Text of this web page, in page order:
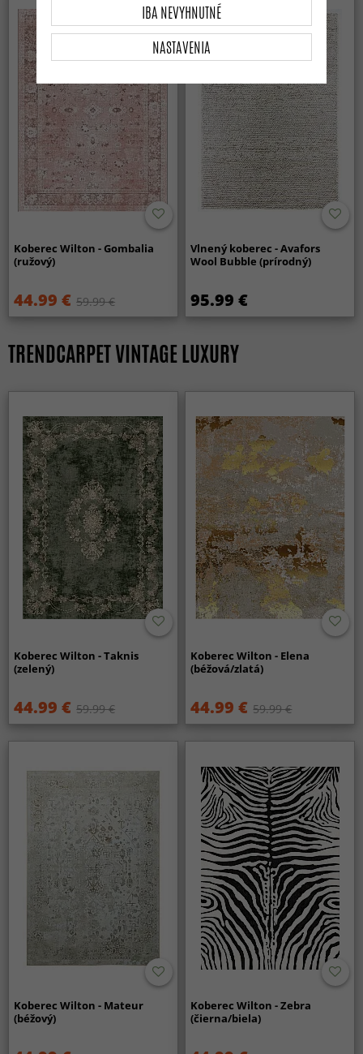
Koberec Wilton - Gombalia
(ružový)
44.99 € 59.99 €
Vlnený koberec - Avafors
Wool Bubble (prírodný)
95.99 €
TRENDCARPET VINTAGE LUXURY
Koberec Wilton - Taknis
(zelený)
44.99 € 59.99 €
Koberec Wilton - Elena
(béžová/zlatá)
44.99 € 59.99 €
Koberec Wilton - Mateur
(béžový)
Koberec Wilton - Zebra
(čierna/biela)
NASTAVENIA
IBA NEVYHNUTNÉ